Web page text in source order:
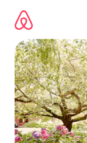
sadržaj